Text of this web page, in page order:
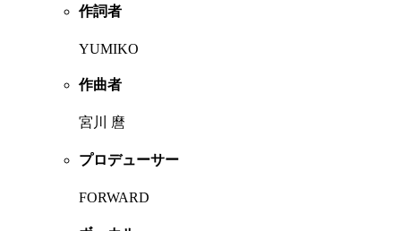
作詞者
YUMIKO
作曲者
宮川 麿
プロデューサー
FORWARD